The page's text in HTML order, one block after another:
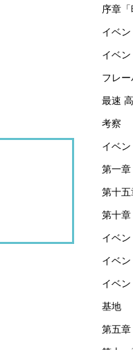
序章「
イベン
イベン
フレー
最速
考察
イベン
第一章
第十五
第十章
イベン
イベン
イベン
基地
第五章